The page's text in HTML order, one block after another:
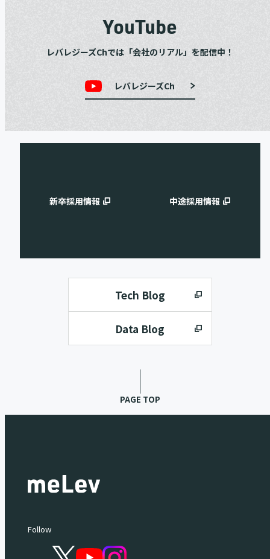
YouTube
レバレジーズChでは「会社のリアル」を配信中！
レバレジーズCh
新卒採用情報 中途採用情報
Tech Blog
Data Blog
PAGE TOP
Follow